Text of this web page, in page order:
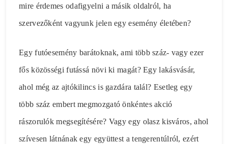
mire érdemes odafigyelni a másik oldalról, ha
szervezőként vagyunk jelen egy esemény életében?
Egy futóesemény barátoknak, ami több száz- vagy ezer
fős közösségi futássá növi ki magát? Egy lakásvásár,
ahol még az ajtókilincs is gazdára talál? Esetleg egy
több száz embert megmozgató önkéntes akció
rászorulók megsegítésére? Vagy egy olasz kisváros, ahol
szívesen látnának egy együttest a tengerentúlról, ezért